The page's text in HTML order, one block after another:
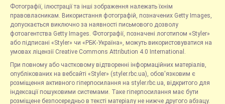
Фотографії, ілюстрації та інші зображення належать їхнім
правовласникам. Використання фотографій, позначених Getty Images,
допускається виключно за наявності письмового дозволу
фотоагентства Getty Images. Фотографії, позначені логотипом «Styler»
або підписані «Styler» чи «РБК-Україна», можуть використовуватися на
умовах ліцензії Creative Commons Attribution 4.0 International.
При повному або частковому відтворенні інформаційних матеріалів,
опублікованих на вебсайті «Styler» (styler.rbc.ua), обов'язковим є
розміщення активного гіперпосилання на styler.rbc.ua, відкритого для
індексації пошуковими системами. Таке гіперпосилання має бути
розміщене безпосередньо в тексті матеріалу не нижче другого абзацу.